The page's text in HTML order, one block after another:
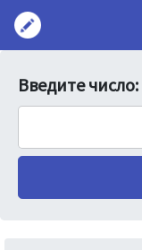
Введите число: